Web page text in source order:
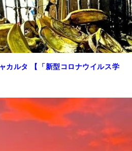
カルタ 【「新型コロナウイルス学